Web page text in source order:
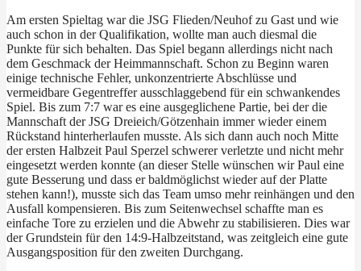
Am ersten Spieltag war die JSG Flieden/Neuhof zu Gast und wie
auch schon in der Qualifikation, wollte man auch diesmal die
Punkte für sich behalten. Das Spiel begann allerdings nicht nach
dem Geschmack der Heimmannschaft. Schon zu Beginn waren
einige technische Fehler, unkonzentrierte Abschlüsse und
vermeidbare Gegentreffer ausschlaggebend für ein schwankendes
Spiel. Bis zum 7:7 war es eine ausgeglichene Partie, bei der die
Mannschaft der JSG Dreieich/Götzenhain immer wieder einem
Rückstand hinterherlaufen musste. Als sich dann auch noch Mitte
der ersten Halbzeit Paul Sperzel schwerer verletzte und nicht mehr
eingesetzt werden konnte (an dieser Stelle wünschen wir Paul eine
gute Besserung und dass er baldmöglichst wieder auf der Platte
stehen kann!), musste sich das Team umso mehr reinhängen und den
Ausfall kompensieren. Bis zum Seitenwechsel schaffte man es
einfache Tore zu erzielen und die Abwehr zu stabilisieren. Dies war
der Grundstein für den 14:9-Halbzeitstand, was zeitgleich eine gute
Ausgangsposition für den zweiten Durchgang.